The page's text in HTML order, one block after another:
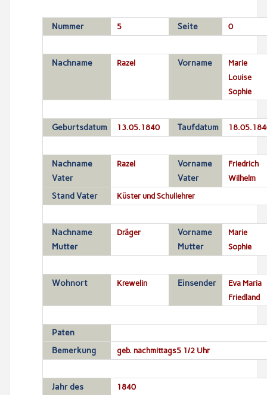
Nummer 5 Seite 0
Nachname Razel Vorname
Marie
Louise
Sophie
Geburtsdatum 13.05.1840 Taufdatum
Nachname
Vater
Razel
Vorname
Vater
Friedrich
Wilhelm
Stand Vater Küster und Schullehrer
Nachname
Mutter
Dräger
Vorname
Mutter
Marie
Sophie
Wohnort Krewelin Einsender
Eva Maria
Friedland
Paten
Bemerkung
geb. nachmittags5 1/2 Uhr
Jahr des
1840